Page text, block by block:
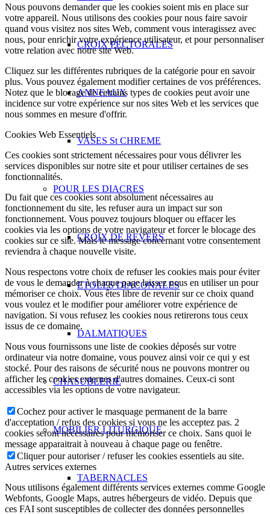
CROIX PECTORALES
ANNEAUX
VASES St CHREME
POUR LES DIACRES
CROIX DE REVERS
ETOLES DIACONALES
DALMATIQUES
CHASUBLERIE
MOBILIER LITURGIQUE
TABERNACLES
Nous pouvons demander que les cookies soient mis en place sur
votre appareil. Nous utilisons des cookies pour nous faire savoir
quand vous visitez nos sites Web, comment vous interagissez avec
nous, pour enrichir votre expérience utilisateur, et pour personnaliser
votre relation avec notre site Web.
Cliquez sur les différentes rubriques de la catégorie pour en savoir
plus. Vous pouvez également modifier certaines de vos préférences.
Notez que le blocage de certains types de cookies peut avoir une
incidence sur votre expérience sur nos sites Web et les services que
nous sommes en mesure d'offrir.
Cookies Web Essentiels
Ces cookies sont strictement nécessaires pour vous délivrer les
services disponibles sur notre site et pour utiliser certaines de ses
fonctionnalités.
Du fait que ces cookies sont absolument nécessaires au
fonctionnement du site, les refuser aura un impact sur son
fonctionnement. Vous pouvez toujours bloquer ou effacer les
cookies via les options de votre navigateur et forcer le blocage des
cookies sur ce site. Mais le message concernant votre consentement
reviendra à chaque nouvelle visite.
Nous respectons votre choix de refuser les cookies mais pour éviter
de vous le demander à chaque page laissez nous en utiliser un pour
mémoriser ce choix. Vous êtes libre de revenir sur ce choix quand
vous voulez et le modifier pour améliorer votre expérience de
navigation. Si vous refusez les cookies nous retirerons tous ceux
issus de ce domaine.
Nous vous fournissons une liste de cookies déposés sur votre
ordinateur via notre domaine, vous pouvez ainsi voir ce qui y est
stocké. Pour des raisons de sécurité nous ne pouvons montrer ou
afficher les cookies externes d'autres domaines. Ceux-ci sont
accessibles via les options de votre navigateur.
Cochez pour activer le masquage permanent de la barre
d'acceptation / refus des cookies si vous ne les acceptez pas. 2
cookies seront nécessaires pour mémoriser ce choix. Sans quoi le
message apparaitrait à nouveau à chaque page ou fenêtre.
Cliquer pour autoriser / refuser les cookies essentiels au site.
Autres services externes
Nous utilisons également différents services externes comme Google
Webfonts, Google Maps, autres hébergeurs de vidéo. Depuis que
ces FAI sont susceptibles de collecter des données personnelles